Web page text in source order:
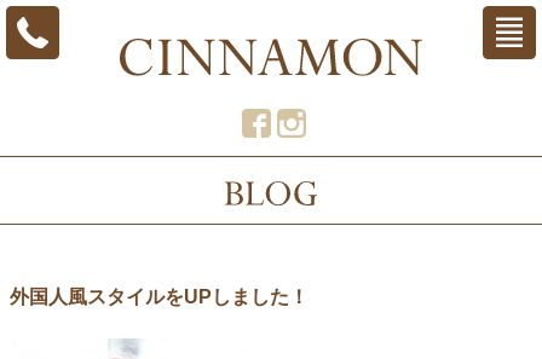
外国人風スタイルをUPしました！